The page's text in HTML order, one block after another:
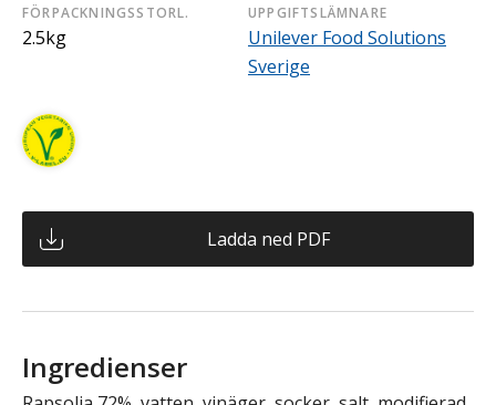
FÖRPACKNINGSSTORL.
2.5kg
UPPGIFTSLÄMNARE
Unilever Food Solutions
Sverige
Ladda ned PDF
Ingredienser